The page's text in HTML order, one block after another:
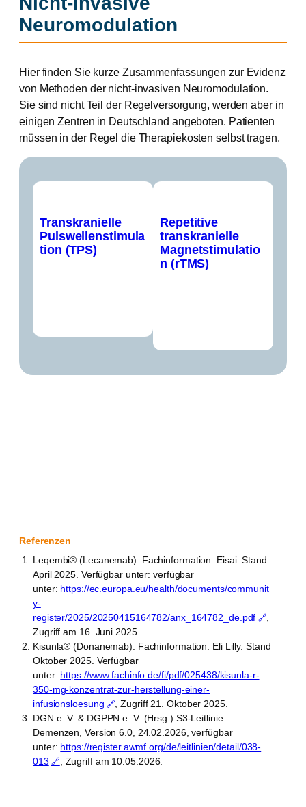
Neuromodulation
Hier finden Sie kurze Zusammenfassungen zur Evidenz
von Methoden der nicht-invasiven Neuromodulation.
Sie sind nicht Teil der Regelversorgung, werden aber in
einigen Zentren in Deutschland angeboten. Patienten
müssen in der Regel die Therapiekosten selbst tragen.
Transkranielle
Pulswellenstimula
tion (TPS)
Repetitive
transkranielle
Magnetstimulatio
n (rTMS)
Referenzen
Leqembi® (Lecanemab). Fachinformation. Eisai. Stand
April 2025. Verfügbar unter: verfügbar
unter: https://ec.europa.eu/health/documents/communit
y-
register/2025/20250415164782/anx_164782_de.pdf
Zugriff am 16. Juni 2025.
Kisunla® (Donanemab). Fachinformation. Eli Lilly. Stand
Oktober 2025. Verfügbar
unter: https://www.fachinfo.de/fi/pdf/025438/kisunla-r-
350-mg-konzentrat-zur-herstellung-einer-
infusionsloesung
, Zugriff 21. Oktober 2025.
DGN e. V. & DGPPN e. V. (Hrsg.) S3-Leitlinie
Demenzen, Version 6.0, 24.02.2026, verfügbar
unter: https://register.awmf.org/de/leitlinien/detail/038-
013
, Zugriff am 10.05.2026.